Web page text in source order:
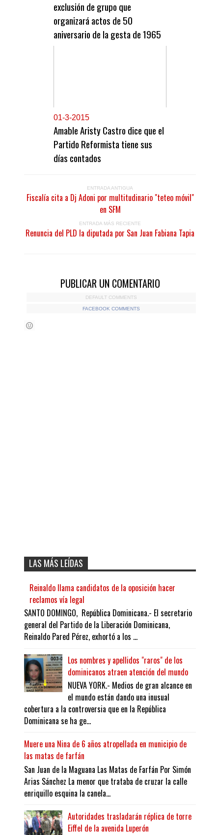
exclusión de grupo que
organizará actos de 50
aniversario de la gesta de 1965
01-3-2015
Amable Aristy Castro dice que el
Partido Reformista tiene sus
días contados
ENTRADA ANTIGUA
Fiscalía cita a Dj Adoni por multitudinario "teteo móvil"
en SFM
ENTRADA MÁS RECIENTE
Renuncia del PLD la diputada por San Juan Fabiana Tapia
PUBLICAR UN COMENTARIO
DEFAULT COMMENTS
FACEBOOK COMMENTS
LAS MÁS LEÍDAS
Reinaldo llama candidatos de la oposición hacer
reclamos vía legal
SANTO DOMINGO, República Dominicana.- El secretario
general del Partido de la Liberación Dominicana,
Reinaldo Pared Pérez, exhortó a los ...
Los nombres y apellidos "raros" de los
dominicanos atraen atención del mundo
NUEVA YORK.- Medios de gran alcance en
el mundo están dando una inusual
cobertura a la controversia que en la República
Dominicana se ha ge...
Muere una Nina de 6 años atropellada en municipio de
las matas de farfán
San Juan de la Maguana Las Matas de Farfán Por Simón
Arias Sánchez La menor que trataba de cruzar la calle
enriquillo esquina la canela...
Autoridades trasladarán réplica de torre
Eiffel de la avenida Luperón